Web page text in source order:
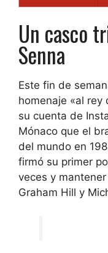
Un casco
Senna
Este fin de
homenaje «al rey
su cuenta de
Mónaco que el
del mundo en
firmó su primer
veces y
Graham Hill y